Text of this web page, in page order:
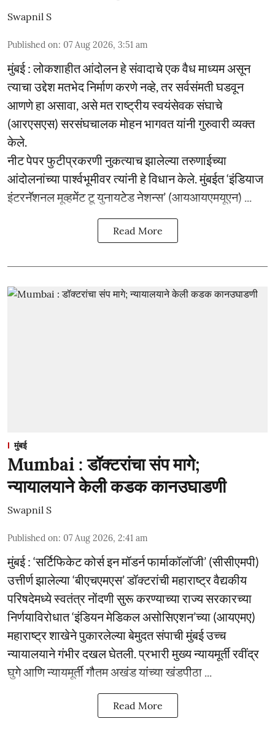
Swapnil S
Published on: 07 Aug 2026, 3:51 am
मुंबई : लोकशाहीत आंदोलन हे संवादाचे एक वैध माध्यम असून
त्याचा उद्देश मतभेद निर्माण करणे नव्हे, तर सर्वसंमती घडवून
आणणे हा असावा, असे मत राष्ट्रीय स्वयंसेवक संघाचे
(आरएसएस) सरसंघचालक मोहन भागवत यांनी गुरुवारी व्यक्त
केले.
नीट पेपर फुटीप्रकरणी नुकत्याच झालेल्या तरुणाईच्या
आंदोलनांच्या पार्श्वभूमीवर त्यांनी हे विधान केले. मुंबईत ‘इंडियाज
इंटरनॅशनल मूव्हमेंट टू युनायटेड नेशन्स’ (आयआयएमयूएन) ...
Read More
मुंबई
Mumbai : डॉक्टरांचा संप मागे;
न्यायालयाने केली कडक कानउघाडणी
Swapnil S
Published on: 07 Aug 2026, 2:41 am
मुंबई : ‘सर्टिफिकेट कोर्स इन मॉडर्न फार्माकॉलॉजी’ (सीसीएमपी)
उत्तीर्ण झालेल्या ‘बीएचएमएस’ डॉक्टरांची महाराष्ट्र वैद्यकीय
परिषदेमध्ये स्वतंत्र नोंदणी सुरू करण्याच्या राज्य सरकारच्या
निर्णयाविरोधात ‘इंडियन मेडिकल असोसिएशन’च्या (आयएमए)
महाराष्ट्र शाखेने पुकारलेल्या बेमुदत संपाची मुंबई उच्च
न्यायालयाने गंभीर दखल घेतली. प्रभारी मुख्य न्यायमूर्ती रवींद्र
घुगे आणि न्यायमूर्ती गौतम अखंड यांच्या खंडपीठा ...
Read More